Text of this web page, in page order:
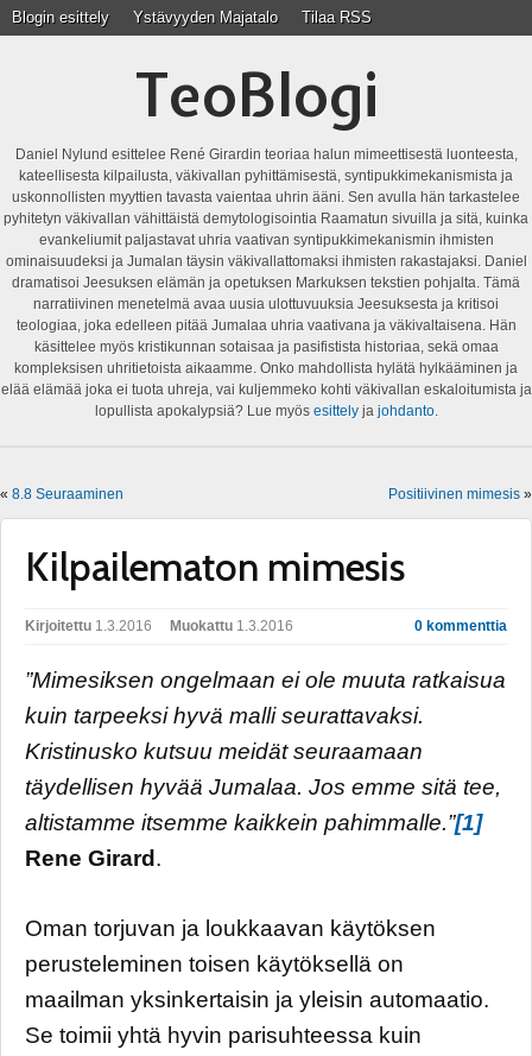
Blogin esittely Ystävyyden Majatalo Tilaa RSS
TeoBlogi
Daniel Nylund esittelee René Girardin teoriaa halun mimeettisestä luonteesta,
kateellisesta kilpailusta, väkivallan pyhittämisestä, syntipukkimekanismista ja
uskonnollisten myyttien tavasta vaientaa uhrin ääni. Sen avulla hän tarkastelee
pyhitetyn väkivallan vähittäistä demytologisointia Raamatun sivuilla ja sitä, kuinka
evankeliumit paljastavat uhria vaativan syntipukkimekanismin ihmisten
ominaisuudeksi ja Jumalan täysin väkivallattomaksi ihmisten rakastajaksi. Daniel
dramatisoi Jeesuksen elämän ja opetuksen Markuksen tekstien pohjalta. Tämä
narratiivinen menetelmä avaa uusia ulottuvuuksia Jeesuksesta ja kritisoi
teologiaa, joka edelleen pitää Jumalaa uhria vaativana ja väkivaltaisena. Hän
käsittelee myös kristikunnan sotaisaa ja pasifistista historiaa, sekä omaa
kompleksisen uhritietoista aikaamme. Onko mahdollista hylätä hylkääminen ja
elää elämää joka ei tuota uhreja, vai kuljemmeko kohti väkivallan eskaloitumista ja
lopullista apokalypsiä? Lue myös esittelyja johdanto.
« 8.8 Seuraaminen Positiivinen mimesis »
Kilpailematon mimesis
0 kommenttia
Kirjoitettu 1.3.2016 Muokattu 1.3.2016
”Mimesiksen ongelmaan ei ole muuta ratkaisua
kuin tarpeeksi hyvä malli seurattavaksi.
Kristinusko kutsuu meidät seuraamaan
täydellisen hyvää Jumalaa. Jos emme sitä tee,
altistamme itsemme kaikkein pahimmalle.”[1]
Rene Girard .
Oman torjuvan ja loukkaavan käytöksen
perusteleminen toisen käytöksellä on
maailman yksinkertaisin ja yleisin automaatio.
Se toimii yhtä hyvin parisuhteessa kuin